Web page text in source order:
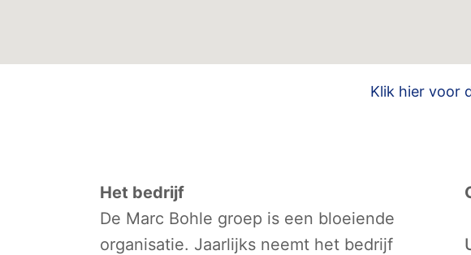
Klik hier voor
Het bedrijf
De Marc Bohle groep is een bloeiende
organisatie. Jaarlijks neemt het bedrijf